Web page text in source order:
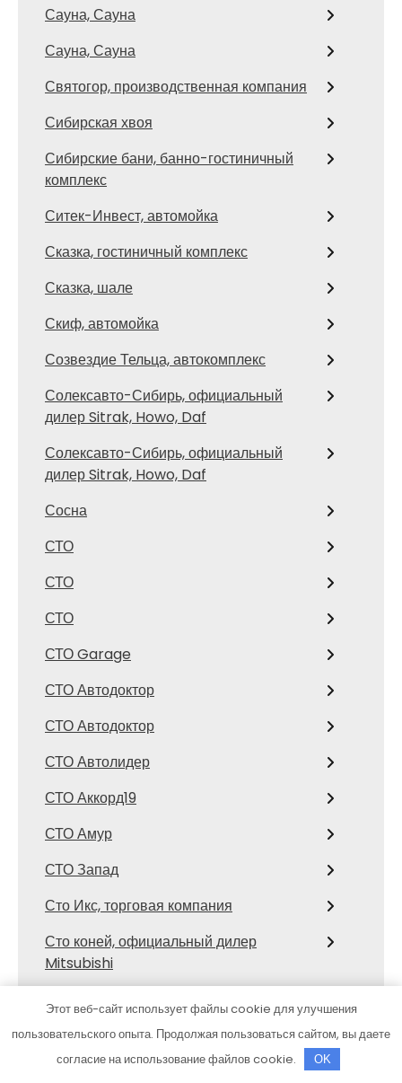
Сауна, Сауна
Сауна, Сауна
Святогор, производственная компания
Сибирская хвоя
Сибирские бани, банно-гостиничный
комплекс
Ситек-Инвест, автомойка
Сказка, гостиничный комплекс
Сказка, шале
Скиф, автомойка
Созвездие Тельца, автокомплекс
Солексавто-Сибирь, официальный
дилер Sitrak, Howo, Daf
Солексавто-Сибирь, официальный
дилер Sitrak, Howo, Daf
Сосна
СТО
СТО
СТО
СТО Garage
СТО Автодоктор
СТО Автодоктор
СТО Автолидер
СТО Аккорд19
СТО Амур
СТО Запад
Сто Икс, торговая компания
Сто коней, официальный дилер
Mitsubishi
СТО Космос
Сулак, гостиничный комплекс
Тазик на Мариинском, сауна
Этот веб-сайт использует файлы cookie для улучшения
пользовательского опыта. Продолжая пользоваться сайтом, вы даете
согласие на использование файлов cookie.
OK